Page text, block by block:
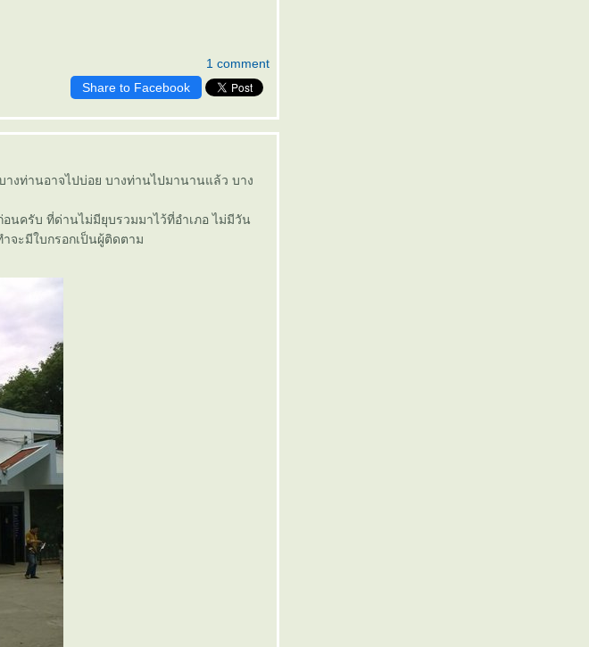
1 comment
Share to Facebook
งท่านอาจไปบ่อย บางท่านไปมานานแล้ว บาง
นครับ ที่ด่านไม่มียุบรวมมาไว้ที่อำเภอ ไม่มีวัน
จะมีใบกรอกเป็นผู้ติดตาม